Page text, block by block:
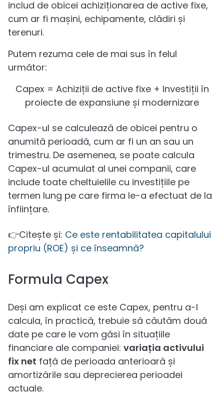
includ de obicei achiziționarea de active fixe,
cum ar fi mașini, echipamente, clădiri și
terenuri.
Putem rezuma cele de mai sus în felul
următor:
Capex = Achiziții de active fixe + Investiții în
proiecte de expansiune și modernizare
Capex-ul se calculează de obicei pentru o
anumită perioadă, cum ar fi un an sau un
trimestru. De asemenea, se poate calcula
Capex-ul acumulat al unei companii, care
include toate cheltuielile cu investițiile pe
termen lung pe care firma le-a efectuat de la
înființare.
👉Citește și: Ce este rentabilitatea capitalului
propriu (ROE) și ce înseamnă?
Formula Capex
Deși am explicat ce este Capex, pentru a-l
calcula, în practică, trebuie să căutăm două
date pe care le vom găsi în situațiile
financiare ale companiei: variația activului
fix net față de perioada anterioară și
amortizările sau deprecierea perioadei
actuale.